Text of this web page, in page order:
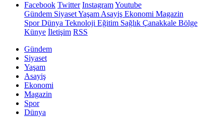
Facebook Twitter InstagramYoutube
Gündem SiyasetYaşam Asayiş Ekonomi Magazin
SporDünya Teknoloji Eğitim Sağlık Çanakkale Bölge
Künye İletişim RSS
Gündem
Siyaset
Yaşam
Asayiş
Ekonomi
Magazin
Spor
Dünya